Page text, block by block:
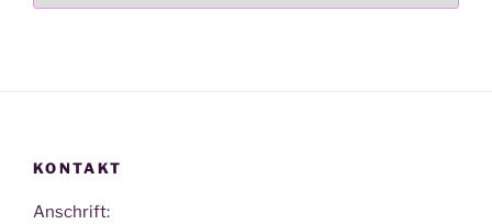
KONTAKT
Anschrift: